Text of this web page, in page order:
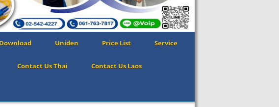
Download Uniden Price List Service
Contact Us Thai Contact Us Laos